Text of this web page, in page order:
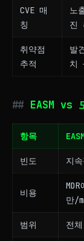
CVE 매
칭
노
진
취약점
추적
발
치
EASM vs
항목
빈도 지
비용
만/
범위 전